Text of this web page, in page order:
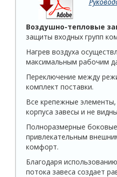
Воздушно-тепловые
защиты входных групп
Нагрев воздуха
максимальным рабочим
Переключение между
комплект поставки.
Все крепежные элементы,
корпуса завесы и не
Полноразмерные
привлекательным
комфорт.
Благодаря
потока завеса создает